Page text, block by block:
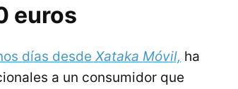
euros
días desde Xataka Móvil, ha
a un consumidor que